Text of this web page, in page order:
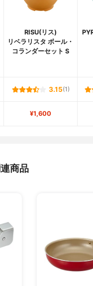
RISU(リス)
リベラリスタ ボール・
コランダーセット S
3.15(1)
¥1,600
商品